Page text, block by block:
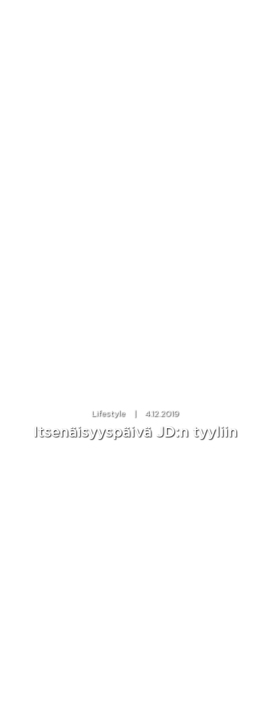
Lifestyle 4.12.2019
Itsenäisyyspäivä JD:n tyyliin